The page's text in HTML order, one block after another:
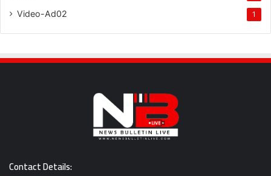
Video-Ad02 1
Contact Details: